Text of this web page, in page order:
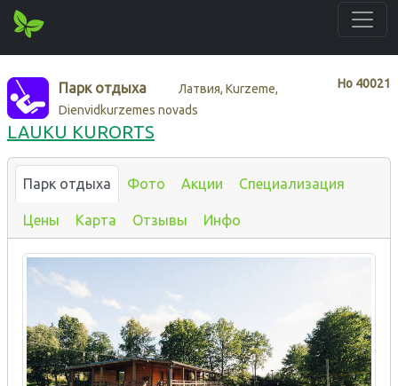
Нo 40021
Парк отдыха
Латвия, Kurzeme,
Dienvidkurzemes novads
LAUKU KURORTS
Парк отдыха Фото Акции Специализация
Цены Карта Отзывы Инфо